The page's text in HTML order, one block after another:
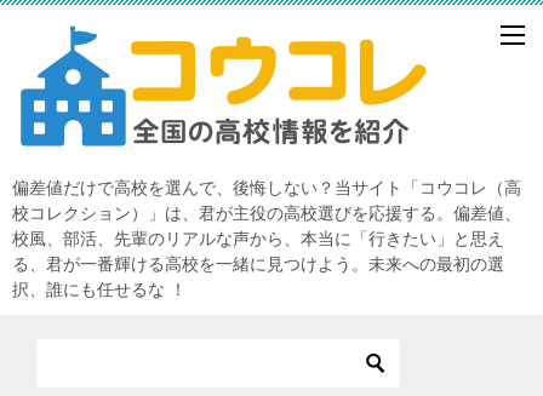
偏差値だけで高校を選んで、後悔しない？当サイト「コウコレ（高
校コレクション）」は、君が主役の高校選びを応援する。偏差値、
校風、部活、先輩のリアルな声から、本当に「行きたい」と思え
る、君が一番輝ける高校を一緒に見つけよう。未来への最初の選
択、誰にも任せるな ！